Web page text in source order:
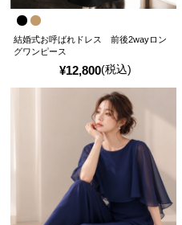
¥12,800(税込)
結婚式お呼ばれドレス 前後2wayロン
グワンピース